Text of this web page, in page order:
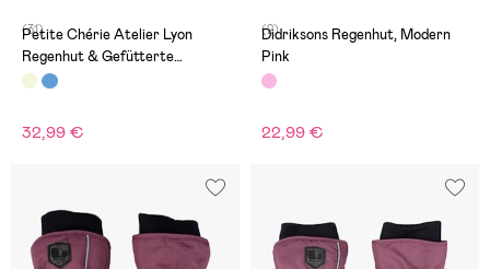
(31)
Petite Chérie Atelier Lyon
Regenhut & Gefütterte
Fäustlinge, Leo Mellow Rose
32,99 €
(2)
Didriksons Regenhut, Modern
Pink
22,99 €